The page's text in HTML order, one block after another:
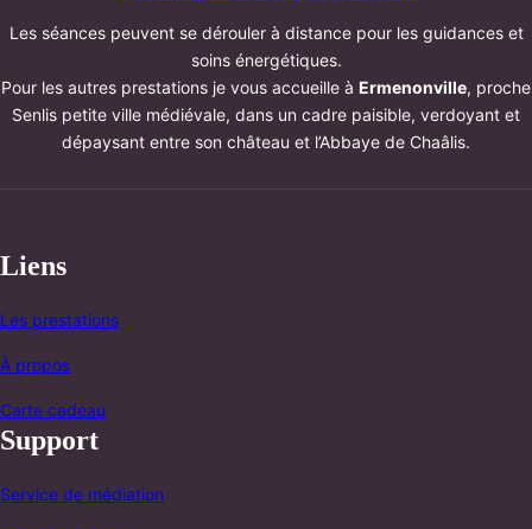
Les séances peuvent se dérouler à distance pour les guidances et
soins énergétiques.
Pour les autres prestations je vous accueille à Ermenonville, proche
Senlis petite ville médiévale, dans un cadre paisible, verdoyant et
dépaysant entre son château et l’Abbaye de Chaâlis.
Liens
Les prestations
À propos
Carte cadeau
Support
Service de médiation